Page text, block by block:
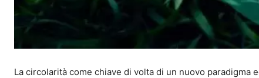
La circolarità come chiave di volta di un nuovo paradigma